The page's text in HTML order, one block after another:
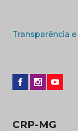
Transparência
CRP-MG